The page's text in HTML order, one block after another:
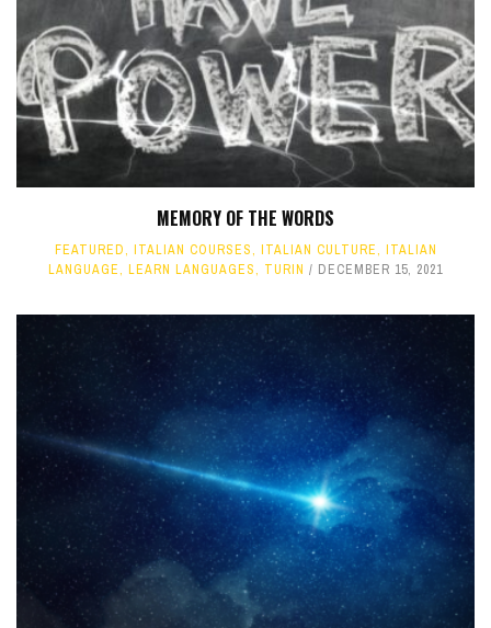
MEMORY OF THE WORDS
FEATURED, ITALIAN COURSES, ITALIAN CULTURE, ITALIAN
LANGUAGE, LEARN LANGUAGES, TURIN DECEMBER 15, 2021